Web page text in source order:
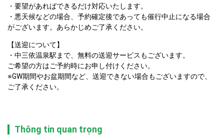
・要望があればできるだけ対応いたします。
・悪天候などの場合、予約確定後であっても催行中止になる場合
がございます。あらかじめご了承ください。
【送迎について】
・中三依温泉駅まで、無料の送迎サービスもございます。
ご希望の方はご予約時にお申し付けください。
※GW期間やお盆期間など、送迎できない場合もございますので、
ご了承ください。
Thông tin quan trọng